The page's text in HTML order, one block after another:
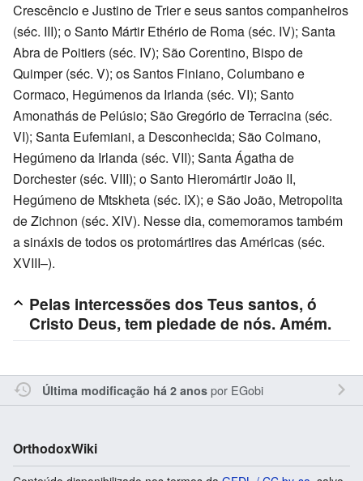
Crescêncio e Justino de Trier e seus santos companheiros
(séc. III); o Santo Mártir Ethério de Roma (séc. IV); Santa
Abra de Poitiers (séc. IV); São Corentino, Bispo de
Quimper (séc. V); os Santos Finiano, Columbano e
Cormaco, Hegúmenos da Irlanda (séc. VI); Santo
Amonathás de Pelúsio; São Gregório de Terracina (séc.
VI); Santa Eufemiani, a Desconhecida; São Colmano,
Hegúmeno da Irlanda (séc. VII); Santa Ágatha de
Dorchester (séc. VIII); o Santo Hieromártir João II,
Hegúmeno de Mtskheta (séc. IX); e São João, Metropolita
de Zichnon (séc. XIV). Nesse dia, comemoramos também
a sináxis de todos os protomártires das Américas (séc.
XVIII–).
Pelas intercessões dos Teus santos, ó
Cristo Deus, tem piedade de nós. Amém.
Última modificação há 2 anospor EGobi
OrthodoxWiki